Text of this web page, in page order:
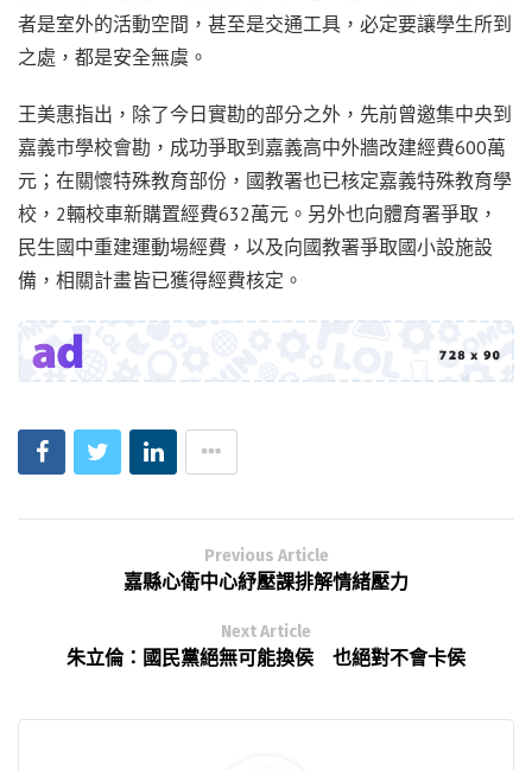
者是室外的活動空間，甚至是交通工具，必定要讓學生所到
之處，都是安全無虞。
王美惠指出，除了今日實勘的部分之外，先前曾邀集中央到
嘉義市學校會勘，成功爭取到嘉義高中外牆改建經費600萬
元；在關懷特殊教育部份，國教署也已核定嘉義特殊教育學
校，2輛校車新購置經費632萬元。另外也向體育署爭取，
民生國中重建運動場經費，以及向國教署爭取國小設施設
備，相關計畫皆已獲得經費核定。
Previous Article
嘉縣心衛中心紓壓課排解情緒壓力
Next Article
朱立倫：國民黨絕無可能換侯 也絕對不會卡侯